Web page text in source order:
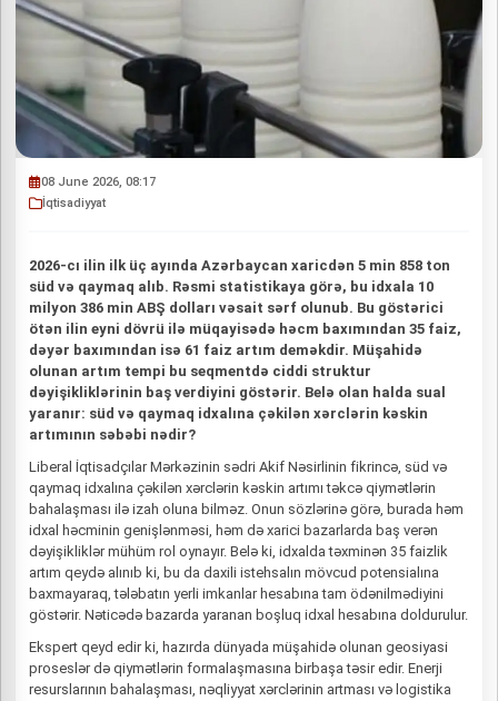
08 June 2026, 08:17
İqtisadiyyat
2026-cı ilin ilk üç ayında Azərbaycan xaricdən 5 min 858 ton
süd və qaymaq alıb. Rəsmi statistikaya görə, bu idxala 10
milyon 386 min ABŞ dolları vəsait sərf olunub. Bu göstərici
ötən ilin eyni dövrü ilə müqayisədə həcm baxımından 35 faiz,
dəyər baxımından isə 61 faiz artım deməkdir. Müşahidə
olunan artım tempi bu seqmentdə ciddi struktur
dəyişikliklərinin baş verdiyini göstərir. Belə olan halda sual
yaranır: süd və qaymaq idxalına çəkilən xərclərin kəskin
artımının səbəbi nədir?
Liberal İqtisadçılar Mərkəzinin sədri Akif Nəsirlinin fikrincə, süd və
qaymaq idxalına çəkilən xərclərin kəskin artımı təkcə qiymətlərin
bahalaşması ilə izah oluna bilməz. Onun sözlərinə görə, burada həm
idxal həcminin genişlənməsi, həm də xarici bazarlarda baş verən
dəyişikliklər mühüm rol oynayır. Belə ki, idxalda təxminən 35 faizlik
artım qeydə alınıb ki, bu da daxili istehsalın mövcud potensialına
baxmayaraq, tələbatın yerli imkanlar hesabına tam ödənilmədiyini
göstərir. Nəticədə bazarda yaranan boşluq idxal hesabına doldurulur.
Ekspert qeyd edir ki, hazırda dünyada müşahidə olunan geosiyasi
proseslər də qiymətlərin formalaşmasına birbaşa təsir edir. Enerji
resurslarının bahalaşması, nəqliyyat xərclərinin artması və logistika